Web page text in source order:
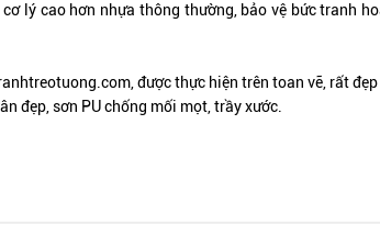
lý cao hơn nhựa thông thường, bảo vệ bức tranh
được thực hiện trên toan vẽ, rất
đẹp, sơn PU chống mối mọt, trầy xước.